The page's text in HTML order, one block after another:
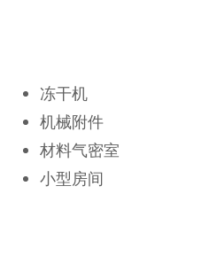
冻干机
机械附件
材料气密室
小型房间